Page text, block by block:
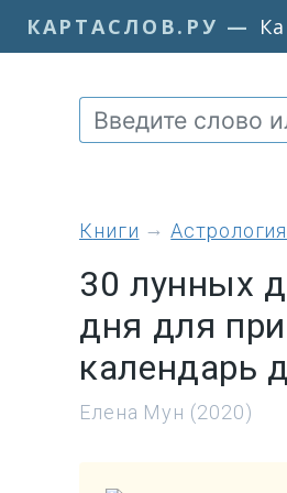
КАРТАСЛОВ.РУ —
книги Астрология
30 лунных
дня для
календарь
Елена Мун (2020)